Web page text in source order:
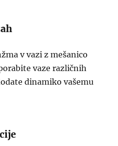
v vazi z mešanico
vaze različnih
dinamiko vašemu